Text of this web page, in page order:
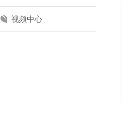
视频中心